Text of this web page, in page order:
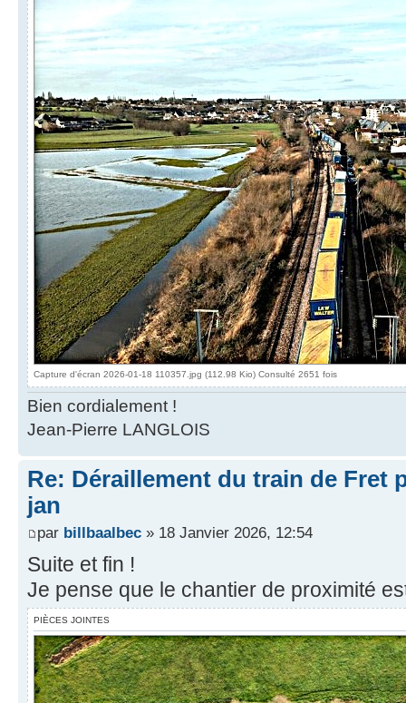
Capture d'écran 2026-01-18 110357.jpg (112.98 Kio) Consulté 2651 fois
Bien cordialement !
Jean-Pierre LANGLOIS
Re: Déraillement du train de Fret
jan
par billbaalbec » 18 Janvier 2026, 12:54
Suite et fin !
Je pense que le chantier de proximité
PIÈCES JOINTES